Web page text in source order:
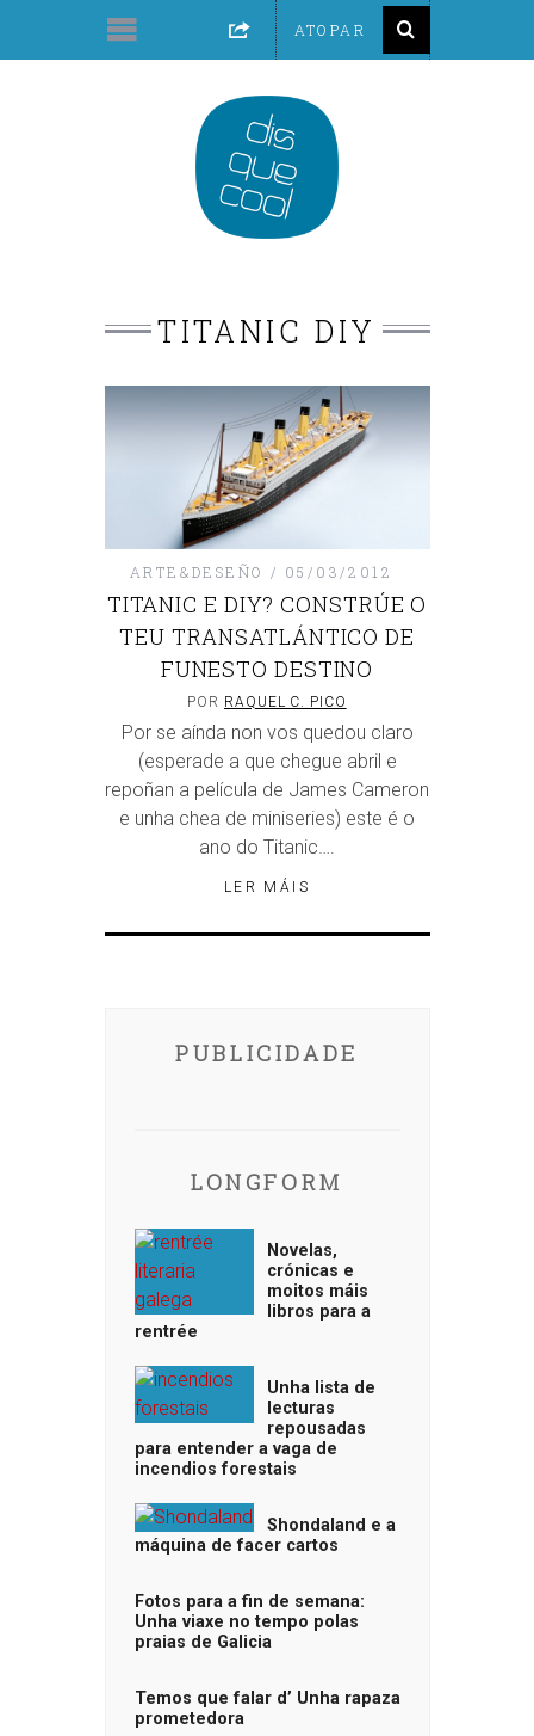
TITANIC DIY
ARTE&DESEÑO 05/03/2012
TITANIC E DIY? CONSTRÚE O
TEU TRANSATLÁNTICO DE
FUNESTO DESTINO
POR RAQUEL C. PICO
Por se aínda non vos quedou claro
(esperade a que chegue abril e
repoñan a película de James Cameron
e unha chea de miniseries) este é o
ano do Titanic….
LER MÁIS
PUBLICIDADE
LONGFORM
Novelas,
crónicas e
moitos máis
libros para a
rentrée
Unha lista de
lecturas
repousadas
para entender a vaga de
incendios forestais
Shondaland e a
máquina de facer cartos
Fotos para a fin de semana:
Unha viaxe no tempo polas
praias de Galicia
Temos que falar d’ Unha rapaza
prometedora